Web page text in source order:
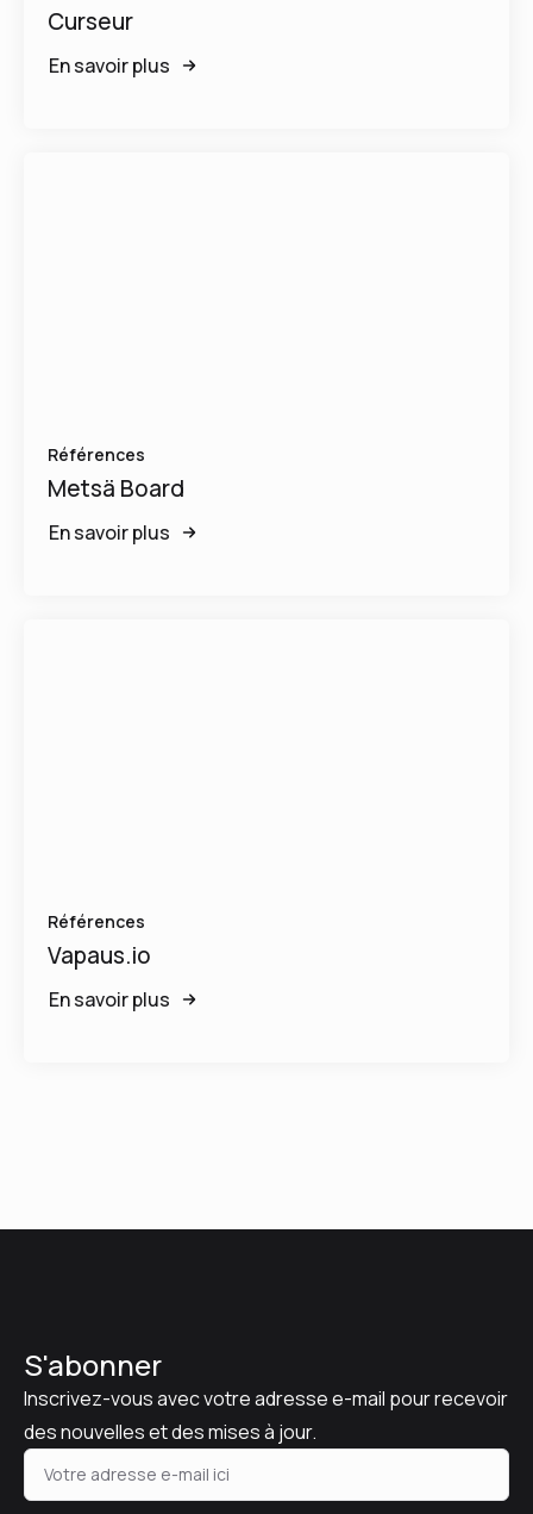
Curseur
En savoir plus
Références
Metsä Board
En savoir plus
Références
Vapaus.io
En savoir plus
S'abonner
Inscrivez-vous avec votre adresse e-mail pour recevoir
des nouvelles et des mises à jour.